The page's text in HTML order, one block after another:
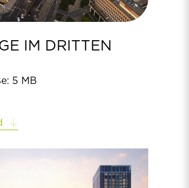
IM DRITTEN
5 MB